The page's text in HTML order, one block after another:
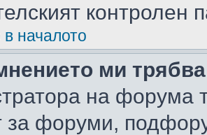
контролен
началото
ми
на форума
за форуми,